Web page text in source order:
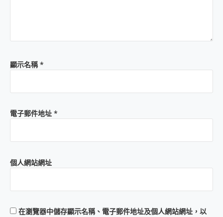
顯示名稱*
電子郵件地址 *
個人網站網址
在瀏覽器中儲存顯示名稱、電子郵件地址及個人網站網址，以